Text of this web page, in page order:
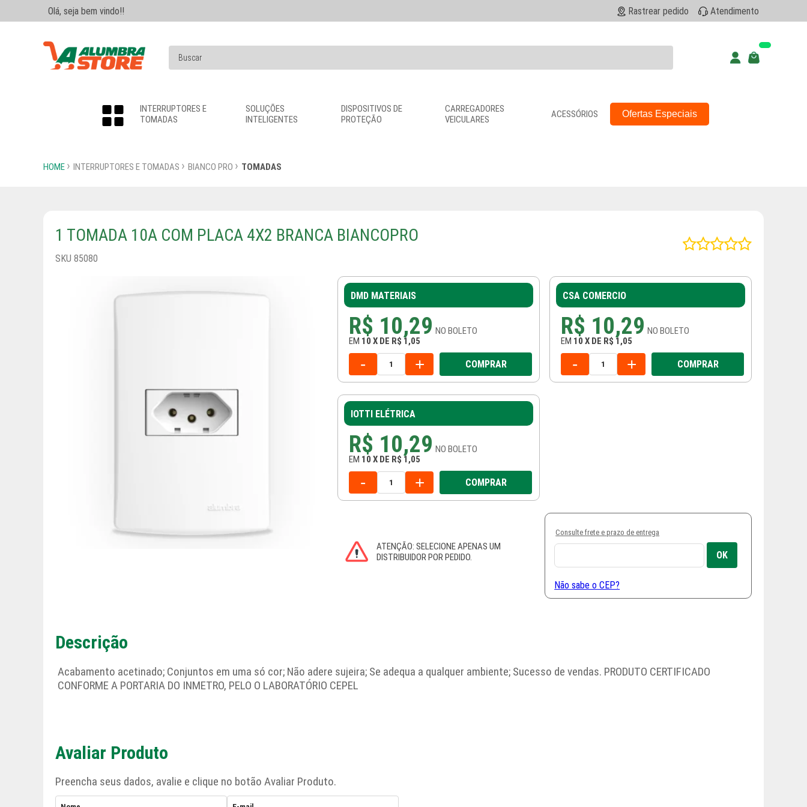
Olá, seja bem vindo!! Rastrear pedido Atendimento
INTERRUPTORES E
TOMADAS
SOLUÇÕES
INTELIGENTES
DISPOSITIVOS DE
PROTEÇÃO
CARREGADORES
VEICULARES
ACESSÓRIOS Ofertas Especiais
HOME INTERRUPTORES E TOMADAS BIANCO PRO TOMADAS
1 TOMADA 10A COM PLACA 4X2 BRANCA BIANCOPRO
SKU 85080
DMD MATERIAIS
R$ 10,29 NOBOLETO
EM 10X DE R$ 1,05
- + COMPRAR
CSA COMERCIO
R$ 10,29 NOBOLETO
EM 10X DE R$ 1,05
- + COMPRAR
IOTTI ELÉTRICA
R$ 10,29 NOBOLETO
EM 10X DE R$ 1,05
- + COMPRAR
Consulte frete e prazo de entrega
Não sabe o CEP?
Descrição
Acabamento acetinado; Conjuntos em uma só cor; Não adere sujeira; Se adequa a qualquer ambiente; Sucesso de vendas. PRODUTO CERTIFICADO
CONFORME A PORTARIA DO INMETRO, PELO O LABORATÓRIO CEPEL
Avaliar Produto
Preencha seus dados, avalie e clique no botão Avaliar Produto.